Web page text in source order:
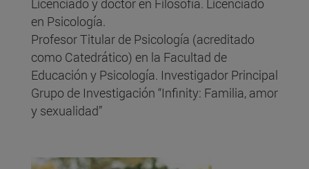
Licenciado y doctor en Filosofía. Licenciado
en Psicología.
Profesor Titular de Psicología (acreditado
como Catedrático) en la Facultad de
Educación y Psicología. Investigador Principal
Grupo de Investigación “Infinity: Familia, amor
y sexualidad”